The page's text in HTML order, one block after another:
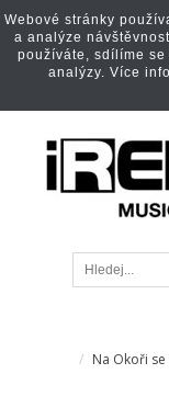
Na Okoři
Webové stránky
a analýze
používáte, sdílíme
analýzy. Více